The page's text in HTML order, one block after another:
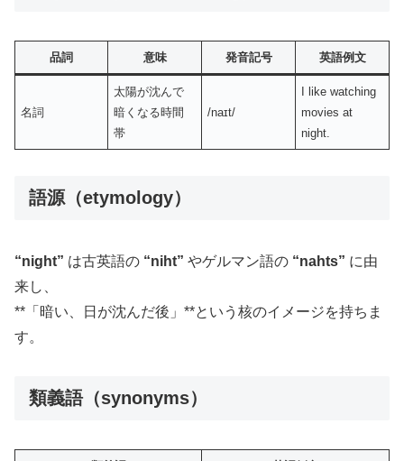
品詞 意味 発音記号 英語例文
名詞
太陽が沈んで
暗くなる時間
帯
/naɪt/
I like watching
movies at
night.
語源（etymology）
“night” は古英語の “niht” やゲルマン語の “nahts” に由
来し、
**「暗い、日が沈んだ後」**という核のイメージを持ちま
す。
類義語（synonyms）